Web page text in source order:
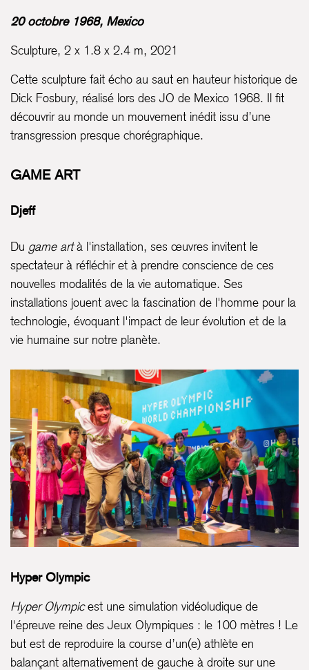
20 octobre 1968, Mexico
Sculpture, 2 x 1.8 x 2.4 m, 2021
Cette sculpture fait écho au saut en hauteur historique de
Dick Fosbury, réalisé lors des JO de Mexico 1968. Il fit
découvrir au monde un mouvement inédit issu d’une
transgression presque chorégraphique.
GAME ART
Djeff
Du game artà l'installation, ses œuvres invitent le
spectateur à réfléchir et à prendre conscience de ces
nouvelles modalités de la vie automatique. Ses
installations jouent avec la fascination de l'homme pour la
technologie, évoquant l'impact de leur évolution et de la
vie humaine sur notre planète.
Hyper Olympic
Hyper Olympicest une simulation vidéoludique de
l'épreuve reine des Jeux Olympiques : le 100 mètres ! Le
but est de reproduire la course d’un(e) athlète en
balançant alternativement de gauche à droite sur une